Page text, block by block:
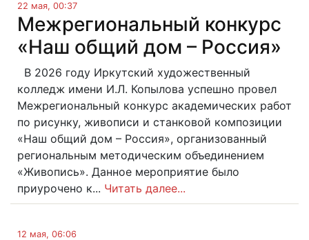
22 мая, 00:37
Межрегиональный конкурс
«Наш общий дом – Россия»
В 2026 году Иркутский художественный
колледж имени И.Л. Копылова успешно провел
Межрегиональный конкурс академических работ
по рисунку, живописи и станковой композиции
«Наш общий дом – Россия», организованный
региональным методическим объединением
«Живопись». Данное мероприятие было
приурочено к... Читать далее...
12 мая, 06:06